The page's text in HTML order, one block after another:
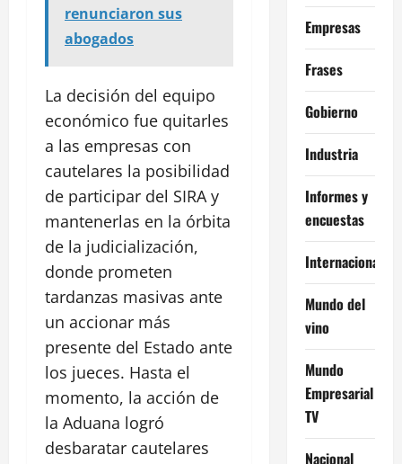
renunciaron sus
abogados
La decisión del equipo
económico fue quitarles
a las empresas con
cautelares la posibilidad
de participar del SIRA y
mantenerlas en la órbita
de la judicialización,
donde prometen
tardanzas masivas ante
un accionar más
presente del Estado ante
los jueces. Hasta el
momento, la acción de
la Aduana logró
desbaratar cautelares
Empresas
Frases
Gobierno
Industria
Informes y
encuestas
Internacional
Mundo del
vino
Mundo
Empresarial
TV
Nacional